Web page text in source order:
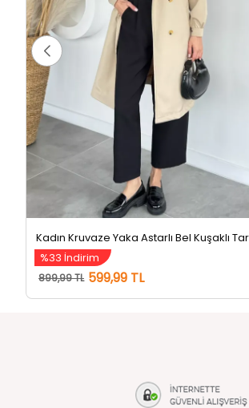
%33 İndirim
899,99 TL 599,99 TL